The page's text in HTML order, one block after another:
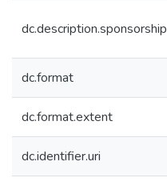
dc.description.sponsorship
dc.format
dc.format.extent
dc.identifier.uri